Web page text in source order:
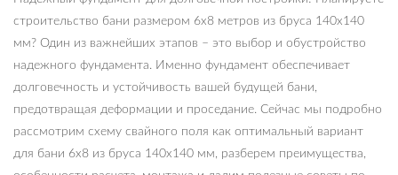
строительство бани размером 6х8 метров из бруса 140х140
мм? Один из важнейших этапов – это выбор и обустройство
надежного фундамента. Именно фундамент обеспечивает
долговечность и устойчивость вашей будущей бани,
предотвращая деформации и проседание. Сейчас мы подробно
рассмотрим схему свайного поля как оптимальный вариант
для бани 6х8 из бруса 140х140 мм, разберем преимущества,